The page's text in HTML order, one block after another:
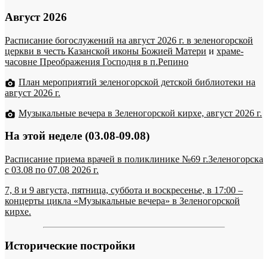
Август 2026
Расписание богослужений на август 2026 г. в зеленогорской
церкви в честь Казанской иконы Божией Матери и храме-
часовне Преображения Господня в п.Репино
План мероприятий зеленогорской детской библиотеки на
август 2026 г.
Музыкальные вечера в Зеленогорской кирхе, август 2026 г.
На этой неделе (03.08-09.08)
Расписание приема врачей в поликлинике №69 г.Зеленогорска
c 03.08 по 07.08 2026 г.
7, 8 и 9 августа, пятница, суббота и воскресенье, в 17:00 –
концерты цикла «Музыкальные вечера» в Зеленогорской
кирхе.
Исторические постройки